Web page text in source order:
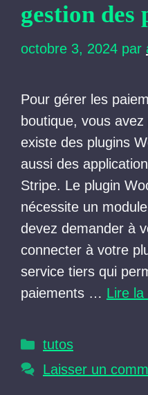
gestion des
octobre 3, 2024 par
Pour gérer les
boutique, vous
existe des plugins
aussi des
Stripe. Le plugin
nécessite un
devez demander à
connecter à votre
service tiers qui
paiements … Lire la
Catégories
tutos
Laisser un